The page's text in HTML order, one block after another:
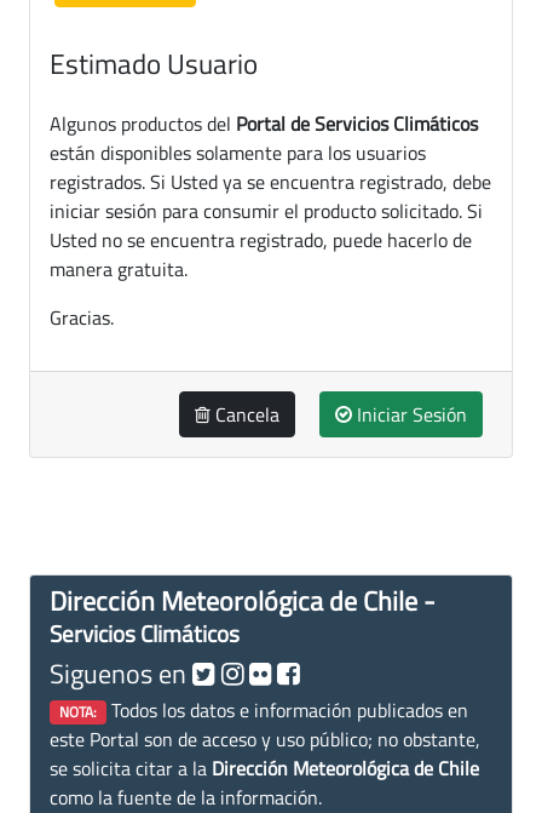
Estimado Usuario
Algunos productos del Portal de Servicios Climáticos
están disponibles solamente para los usuarios
registrados. Si Usted ya se encuentra registrado, debe
iniciar sesión para consumir el producto solicitado. Si
Usted no se encuentra registrado, puede hacerlo de
manera gratuita.
Gracias.
Cancela Iniciar Sesión
Dirección Meteorológica de Chile -
Servicios Climáticos
Siguenos en
NOTA: Todos los datos e información publicados en
este Portal son de acceso y uso público; no obstante,
se solicita citar a la Dirección Meteorológica de Chile
como la fuente de la información.